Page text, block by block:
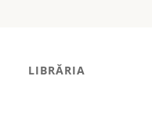
LIBRĂRIA